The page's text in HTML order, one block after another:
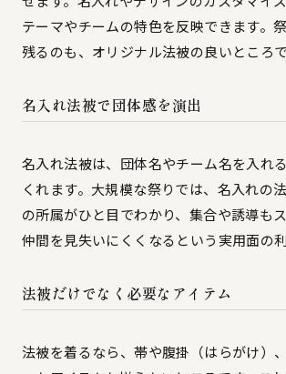
テーマやチームの特色を反映できます。
残るのも、オリジナル法被の良いところで
名入れ法被で団体感を演出
名入れ法被は、団体名やチーム名を入れ
くれます。大規模な祭りでは、名入れの
の所属がひと目でわかり、集合や誘導も
仲間を見失いにくくなるという実用面の
法被だけでなく必要なアイテム
法被を着るなら、帯や腹掛（はらがけ）